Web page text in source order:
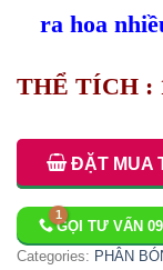
ra hoa
THỂ TÍCH :
ĐẶT MUA
GỌI TƯ VẤN
Categories: PHÂN